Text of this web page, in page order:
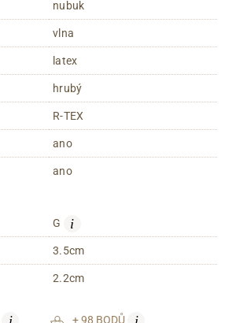
nubuk
vlna
latex
hrubý
R-TEX
ano
ano
G i
3.5cm
2.2cm
+ 98 BODŮ